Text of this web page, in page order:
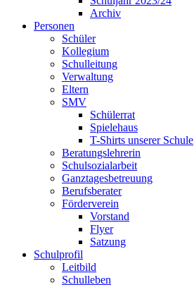
Archiv
Personen
Schüler
Kollegium
Schulleitung
Verwaltung
Eltern
SMV
Schülerrat
Spielehaus
T-Shirts unserer Schule
Beratungslehrerin
Schulsozialarbeit
Ganztagesbetreuung
Berufsberater
Förderverein
Vorstand
Flyer
Satzung
Schulprofil
Leitbild
Schulleben